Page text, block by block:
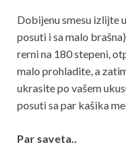
Dobijenu smesu izlijte
posuti i sa malo
rerni na 180 stepeni,
malo prohladite, a
ukrasite po vašem
posuti sa par kašika
Par saveta..